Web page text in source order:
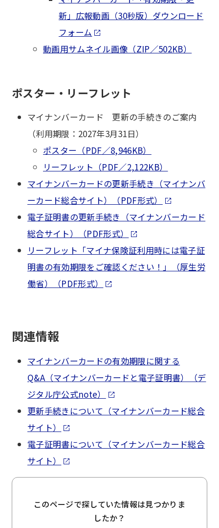
新」広報動画（30秒版）ダウンロード
フォーム
動画用サムネイル画像（ZIP／502KB）
ポスター・リーフレット
マイナンバーカード 更新の手続きのご案内
（利用期限：2027年3月31日）
ポスター（PDF／8,946KB）
リーフレット（PDF／2,122KB）
マイナンバーカードの更新手続き（マイナンバ
ーカード総合サイト）（PDF形式）
電子証明書の更新手続き（マイナンバーカード
総合サイト）（PDF形式）
リーフレット「マイナ保険証利用時には電子証
明書の有効期限をご確認ください！」（厚生労
働省）（PDF形式）
関連情報
マイナンバーカードの有効期限に関する
Q&A（マイナンバーカードと電子証明書）（デ
ジタル庁公式note）
更新手続きについて（マイナンバーカード総合
サイト）
電子証明書について（マイナンバーカード総合
サイト）
このページで探していた情報は見つかりま
したか？